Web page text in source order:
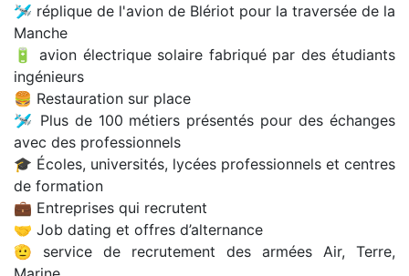
🛩️ réplique de l'avion de Blériot pour la traversée de la
Manche
🔋 avion électrique solaire fabriqué par des étudiants
ingénieurs
🍔 Restauration sur place
🛩️ Plus de 100 métiers présentés pour des échanges
avec des professionnels
🎓 Écoles, universités, lycées professionnels et centres
de formation
💼 Entreprises qui recrutent
🤝 Job dating et offres d’alternance
🫡 service de recrutement des armées Air, Terre,